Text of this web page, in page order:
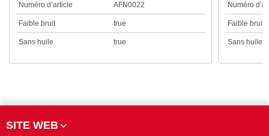
Numéro d’article AFN0022
Faible bruit true
Sans huile true
Numéro
Faible bruit
Sans huile
SITE WEB